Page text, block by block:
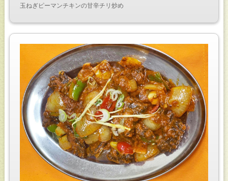
玉ねぎピーマンチキンの甘辛チリ炒め